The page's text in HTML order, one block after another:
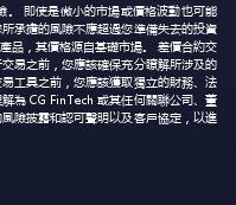
。 即使是微小的市場或價格波動也可能
承擔的風險不應超過您準備失去的投資
品，其價格源自基礎市場。 差價合約交
易之前，您應該確保充分瞭解所涉及的
工具之前，您應該獲取獨立的財務、法
為 CG FinTech 或其任何關聯公司、董
險披露和認可聲明以及客戶協定，以進